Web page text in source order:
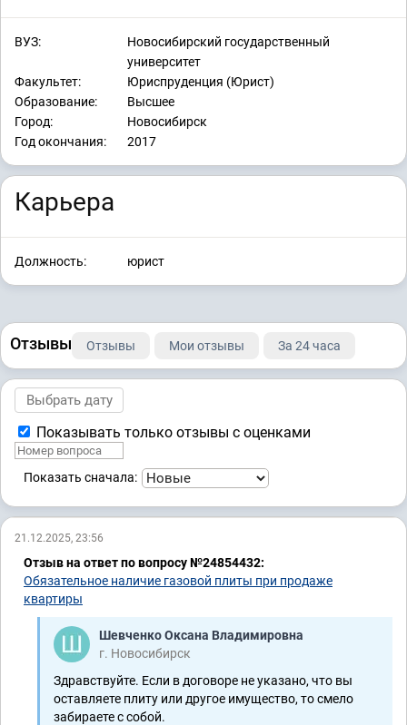
ВУЗ:
Новосибирский государственный
университет
Факультет:
Юриспруденция (Юрист)
Образование:
Высшее
Город:
Новосибирск
Год окончания:
2017
Карьера
Должность: юрист
Отзывы Отзывы Мои отзывы За 24 часа
Показывать только отзывы с оценками
Показать сначала:
21.12.2025, 23:56
Отзыв на ответ по вопросу №24854432:
Обязательное наличие газовой плиты при продаже
квартиры
Шевченко Оксана Владимировна
г. Новосибирск
Здравствуйте. Если в договоре не указано, что вы
оставляете плиту или другое имущество, то смело
забираете с собой.